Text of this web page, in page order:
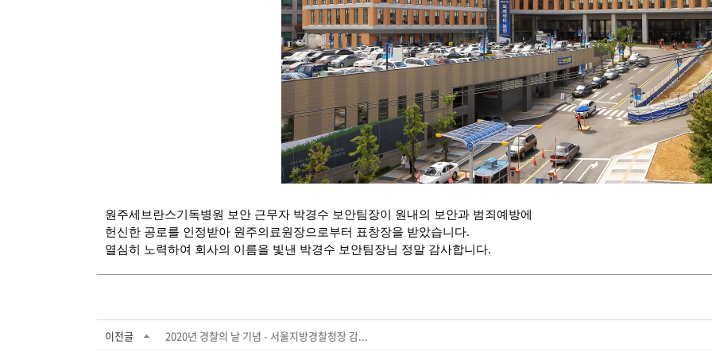
원주세브란스기독병원 보안 근무자 박경수 보안팀장이 원내의 보안과 범죄예방에
헌신한 공로를 인정받아 원주의료원장으로부터 표창장을 받았습니다.
열심히 노력하여 회사의 이름을 빛낸 박경수 보안팀장님 정말 감사합니다.
이전글
2020년 경찰의 날 기념 - 서울지방경찰청장 감...